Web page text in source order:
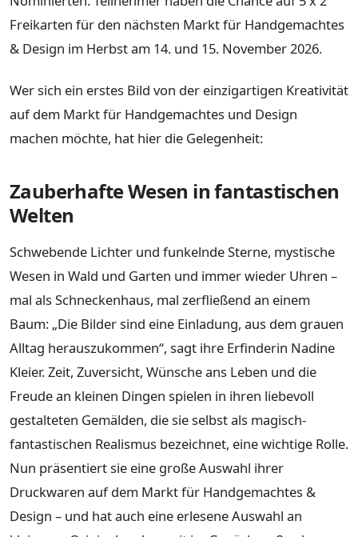
Freikarten für den nächsten Markt für Handgemachtes
& Design im Herbst am 14. und 15. November 2026.
Wer sich ein erstes Bild von der einzigartigen Kreativität
auf dem Markt für Handgemachtes und Design
machen möchte, hat hier die Gelegenheit:
Zauberhafte Wesen in fantastischen
Welten
Schwebende Lichter und funkelnde Sterne, mystische
Wesen in Wald und Garten und immer wieder Uhren –
mal als Schneckenhaus, mal zerfließend an einem
Baum: „Die Bilder sind eine Einladung, aus dem grauen
Alltag herauszukommen“, sagt ihre Erfinderin Nadine
Kleier. Zeit, Zuversicht, Wünsche ans Leben und die
Freude an kleinen Dingen spielen in ihren liebevoll
gestalteten Gemälden, die sie selbst als magisch-
fantastischen Realismus bezeichnet, eine wichtige Rolle.
Nun präsentiert sie eine große Auswahl ihrer
Druckwaren auf dem Markt für Handgemachtes &
Design – und hat auch eine erlesene Auswahl an